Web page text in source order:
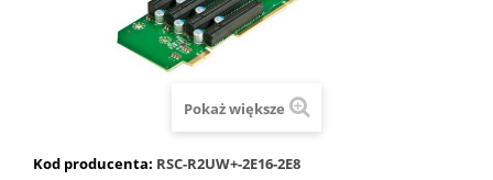
Pokaż większe
Kod producenta: RSC-R2UW+-2E16-2E8